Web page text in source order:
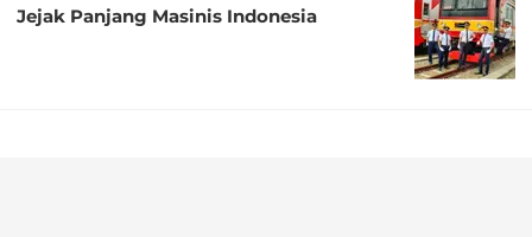
Jejak Panjang Masinis Indonesia